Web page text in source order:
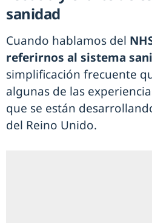
sanidad
Cuando hablamos del
referirnos al sistema
simplificación frecuente
algunas de las
que se están
del Reino Unido.